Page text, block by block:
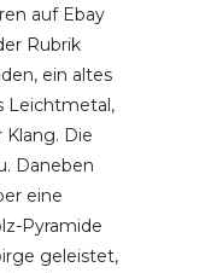
auf Ebay
Rubrik
ein altes
Leichtmetal,
Klang. Die
Daneben
eine
Pyramide
geleistet,